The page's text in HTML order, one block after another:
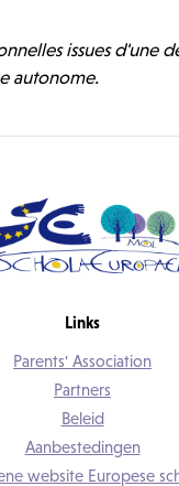
issues d'une
autonome.
Links
Parents' Association
Partners
Beleid
Aanbestedingen
website Europese